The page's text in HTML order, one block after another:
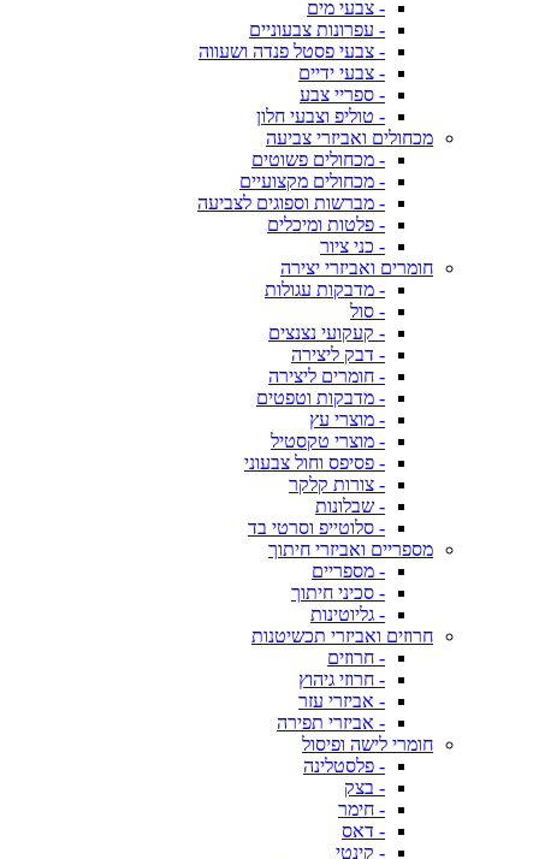
- צבעי מים
- עפרונות צבעוניים
- צבעי פסטל פנדה ושעווה
- צבעי ידיים
- ספריי צבע
- טוליפ וצבעי חלון
מכחולים ואביזרי צביעה
- מכחולים פשוטים
- מכחולים מקצועיים
- מברשות וספוגים לצביעה
- פלטות ומיכלים
- כני ציור
חומרים ואביזרי יצירה
- מדבקות עגולות
- סול
- קעקועי נצנצים
- דבק ליצירה
- חומרים ליצירה
- מדבקות וטפטים
- מוצרי עץ
- מוצרי טקסטיל
- פסיפס וחול צבעוני
- צורות קלקר
- שבלונות
- סלוטייפ וסרטי בד
מספריים ואביזרי חיתוך
- מספריים
- סכיני חיתוך
- גליוטינות
חרוזים ואביזרי תכשיטנות
- חרוזים
- חרוזי גיהוץ
- אביזרי עזר
- אביזרי תפירה
חומרי לישה ופיסול
- פלסטלינה
- בצק
- חימר
- דאס
- קינטי